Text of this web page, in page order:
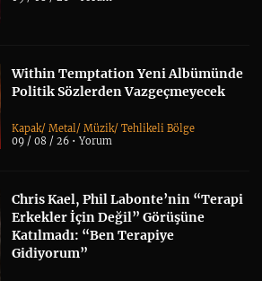
Within Temptation Yeni Albümünde
Politik Sözlerden Vazgeçmeyecek
Kapak/Metal /Müzik/Tehlikeli Bölge
09 / 08 / 26 •Yorum
Chris Kael, Phil Labonte’nin “Terapi
Erkekler İçin Değil” Görüşüne
Katılmadı: “Ben Terapiye
Gidiyorum”